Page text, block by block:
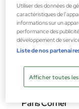
Paris Corner
Utiliser des données de
caractéristiques de
informations sur un
performance des
développement de
Liste de nos
Afficher toutes